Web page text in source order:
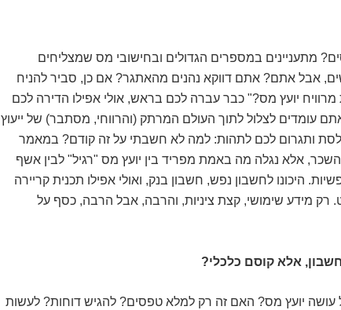
מתעניינים במספרים הגדולים ובחישובי מס שמצליחים
אבל אתם? אתם דווקא נהנים מהאתגר? אם כן, סביר להניח
יועץ מס?" כבר עברה לכם בראש, אולי אפילו הדירה לכם
אתם עומדים לצלול לתוך העולם המרתק (והרווחי, מסתבר) של ייעוץ
ותגרום לכם לתהות: למה לא חשבתי על זה קודם? במאמר
אלא נגלה מה באמת מפריד בין יועץ מס "רגיל" לבין אשף
היכונו לחשבון נפש, חשבון בנק, ואולי אפילו תכנית קריירה
רק מידע שימושי, קצת ציניות, והרבה, אבל הרבה, כסף על
אלא קוסם כלכלי?
עושה יועץ מס? האם זה רק למלא טפסים? להגיש דוחות? לעשות